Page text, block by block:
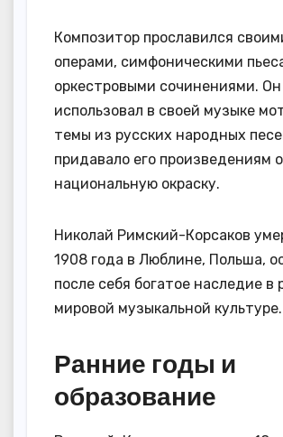
Композитор прославился
операми, симфоническими
оркестровыми сочинениями.
использовал в своей музыке
темы из русских народных
придавало его произведениям
национальную окраску.
Николай Римский-Корсаков
1908 года в Люблине, Польша,
после себя богатое наследие в
мировой музыкальной культуре.
Ранние годы и
образование